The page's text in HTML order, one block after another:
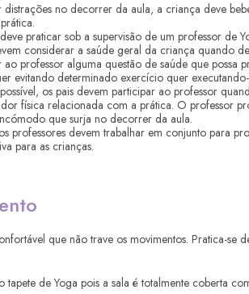
distrações no decorrer da aula, a criança deve
praticar sob a supervisão de um professor de
considerar a saúde geral da criança quando
ao professor alguma questão de saúde que possa
evitando determinado exercício quer
os pais devem participar ao professor
física relacionada com a prática. O professor
que surja no decorrer da aula.
professores devem trabalhar em conjunto para
para as crianças.
que não trave os movimentos. Pratica-se
tapete de Yoga pois a sala é totalmente coberta